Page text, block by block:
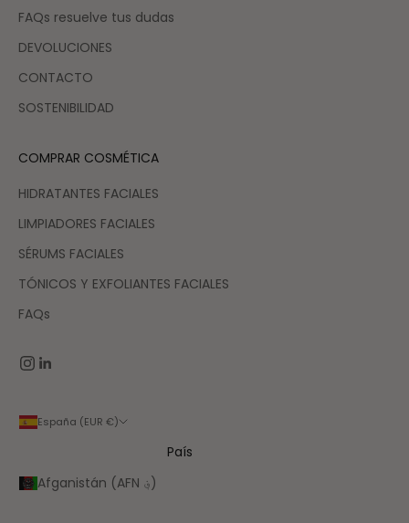
FAQs resuelve tus dudas
DEVOLUCIONES
CONTACTO
SOSTENIBILIDAD
COMPRAR COSMÉTICA
HIDRATANTES FACIALES
LIMPIADORES FACIALES
SÉRUMS FACIALES
TÓNICOS Y EXFOLIANTES FACIALES
FAQs
España (EUR €)
País
Afganistán (AFN ؋)